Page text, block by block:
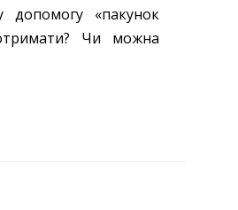
«пакунок
Чи можна